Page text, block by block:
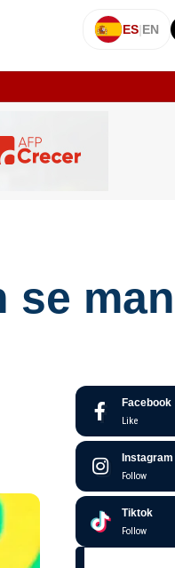
ES|EN
se
Facebook
Like
Instagram
Follow
Tiktok
Follow